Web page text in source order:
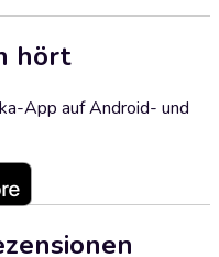
hört
App auf Android- und